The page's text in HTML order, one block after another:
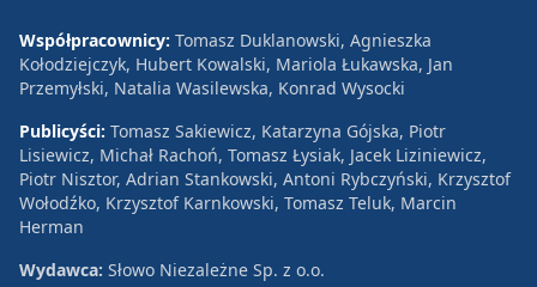
Współpracownicy: Tomasz Duklanowski, Agnieszka
Kołodziejczyk, Hubert Kowalski, Mariola Łukawska, Jan
Przemyłski, Natalia Wasilewska, Konrad Wysocki
Publicyści: Tomasz Sakiewicz, Katarzyna Gójska, Piotr
Lisiewicz, Michał Rachoń, Tomasz Łysiak, Jacek Liziniewicz,
Piotr Nisztor, Adrian Stankowski, Antoni Rybczyński, Krzysztof
Wołodźko, Krzysztof Karnkowski, Tomasz Teluk, Marcin
Herman
Wydawca: Słowo Niezależne Sp. z o.o.